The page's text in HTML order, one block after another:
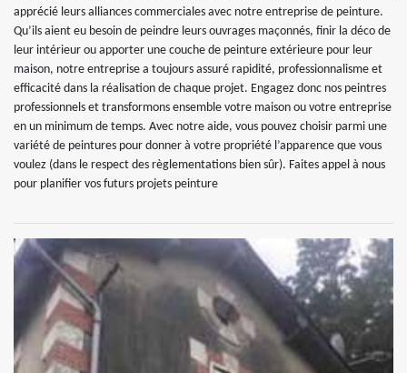
apprécié leurs alliances commerciales avec notre entreprise de peinture.
Qu’ils aient eu besoin de peindre leurs ouvrages maçonnés, finir la déco de
leur intérieur ou apporter une couche de peinture extérieure pour leur
maison, notre entreprise a toujours assuré rapidité, professionnalisme et
efficacité dans la réalisation de chaque projet. Engagez donc nos peintres
professionnels et transformons ensemble votre maison ou votre entreprise
en un minimum de temps. Avec notre aide, vous pouvez choisir parmi une
variété de peintures pour donner à votre propriété l’apparence que vous
voulez (dans le respect des règlementations bien sûr). Faites appel à nous
pour planifier vos futurs projets peinture